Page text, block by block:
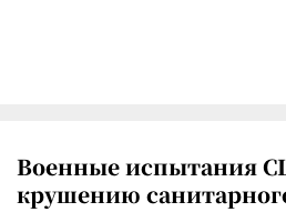
Военные испытания
крушению